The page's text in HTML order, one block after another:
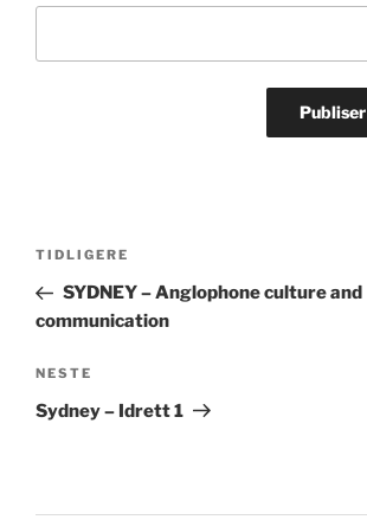
Innleggsnavigasjon
Forrige
innlegg
TIDLIGERE
SYDNEY – Anglophone culture and
communication
Neste
innlegg
NESTE
Sydney – Idrett 1